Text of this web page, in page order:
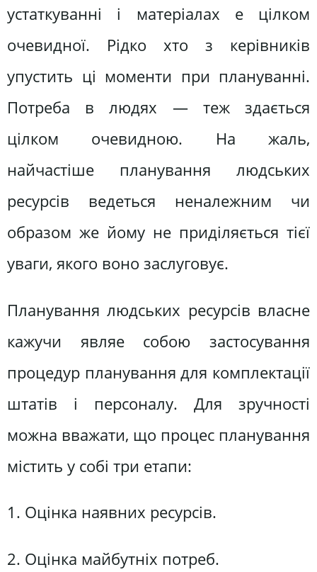
устаткуванні і матеріалах е цілком
очевидної. Рідко хто з керівників
упустить ці моменти при плануванні.
Потреба в людях — теж здається
цілком очевидною. На жаль,
найчастіше планування людських
ресурсів ведеться неналежним чи
образом же йому не приділяється тієї
уваги, якого воно заслуговує.
Планування людських ресурсів власне
кажучи являе собою застосування
процедур планування для комплектації
штатів і персоналу. Для зручності
можна вважати, що процес планування
містить у собі три етапи:
1. Оцінка наявних ресурсів.
2. Оцінка майбутніх потреб.